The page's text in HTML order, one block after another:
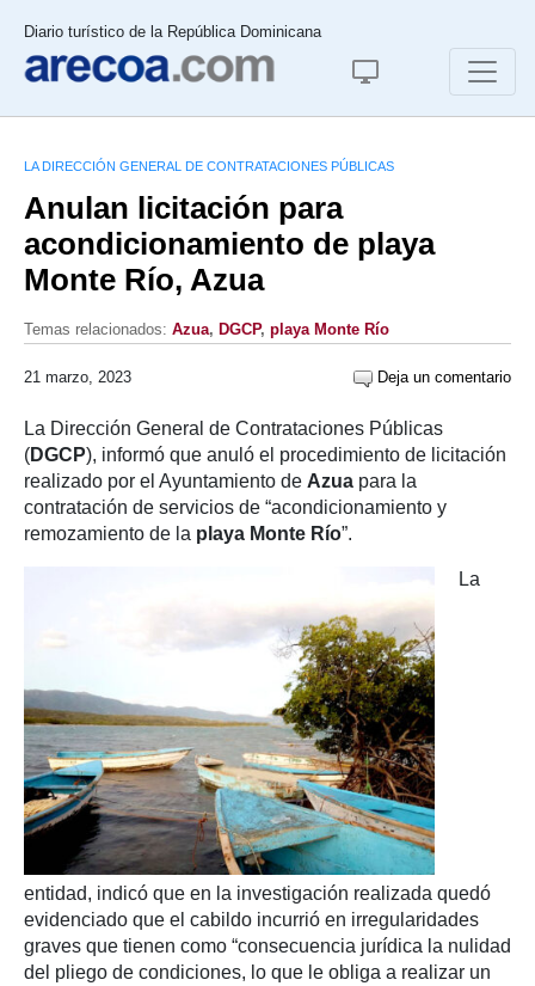
Diario turístico de la República Dominicana
LA DIRECCIÓN GENERAL DE CONTRATACIONES PÚBLICAS
Anulan licitación para
acondicionamiento de playa
Monte Río, Azua
Temas relacionados: Azua, DGCP, playa Monte Río
21 marzo, 2023 Deja un comentario
La Dirección General de Contrataciones Públicas
(DGCP), informó que anuló el procedimiento de licitación
realizado por el Ayuntamiento de Azua para la
contratación de servicios de “acondicionamiento y
remozamiento de la playa Monte Río”.
La
entidad, indicó que en la investigación realizada quedó
evidenciado que el cabildo incurrió en irregularidades
graves que tienen como “consecuencia jurídica la nulidad
del pliego de condiciones, lo que le obliga a realizar un